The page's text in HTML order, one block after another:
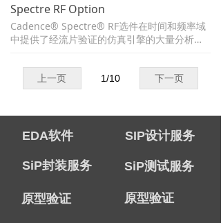
信号设计提供快速、准确的仿真。该仿真解决
方案集成在 Cadence Specter Circuit Simulat
or 基础架构中，因此您可以使用相同的模型、
工艺设计套件（PDK）和方法来验证您的设
Spectre RF Option
Cadence® Spectre® RF选件在时间和频率域
中提供了经流片验证的仿真引擎的大量分析。
线性和非线性RF电路的验证。宽广的分析范围
能够验证广泛的RF-IC类型，包括混频器，收发
器，功率放大器，分频器，开关电容，滤波器
上一页 下一页
1/10
EDA软件 SIP设计服务
SiP测试服务
SiP封装服务
原型验证 原型验证